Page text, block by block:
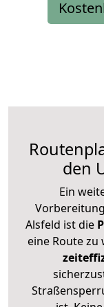
den
Ein
Alsfeld ist die
eine Route zu